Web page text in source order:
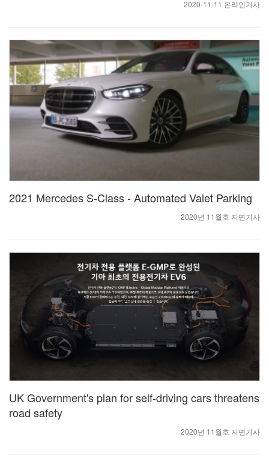
2020-11-11 온라인기사
2021 Mercedes S-Class - Automated Valet Parking
2020년 11월호 지면기사
UK Government's plan for self-driving cars threatens
road safety
2020년 11월호 지면기사